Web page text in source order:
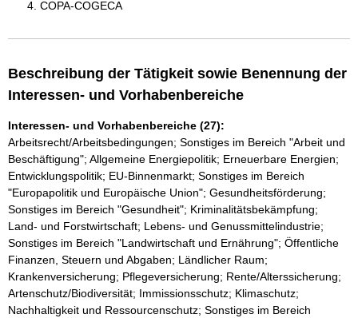
COPA-COGECA
Beschreibung der Tätigkeit sowie Benennung der
Interessen- und Vorhabenbereiche
Interessen- und Vorhabenbereiche (27):
Arbeitsrecht/Arbeitsbedingungen; Sonstiges im Bereich "Arbeit und
Beschäftigung"; Allgemeine Energiepolitik; Erneuerbare Energien;
Entwicklungspolitik; EU-Binnenmarkt; Sonstiges im Bereich
"Europapolitik und Europäische Union"; Gesundheitsförderung;
Sonstiges im Bereich "Gesundheit"; Kriminalitätsbekämpfung;
Land- und Forstwirtschaft; Lebens- und Genussmittelindustrie;
Sonstiges im Bereich "Landwirtschaft und Ernährung"; Öffentliche
Finanzen, Steuern und Abgaben; Ländlicher Raum;
Krankenversicherung; Pflegeversicherung; Rente/Alterssicherung;
Artenschutz/Biodiversität; Immissionsschutz; Klimaschutz;
Nachhaltigkeit und Ressourcenschutz; Sonstiges im Bereich